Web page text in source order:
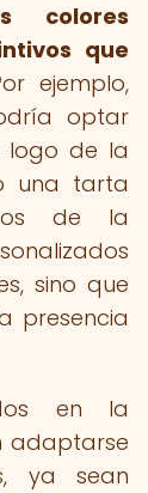
colores
que
ejemplo,
optar
logo de la
una tarta
de la
sino que
presencia
en la
adaptarse
ya sean